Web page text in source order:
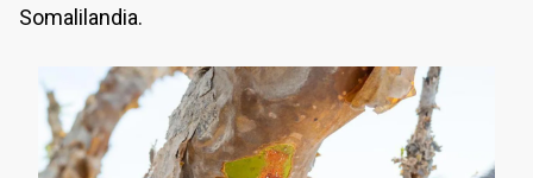
Somalilandia.